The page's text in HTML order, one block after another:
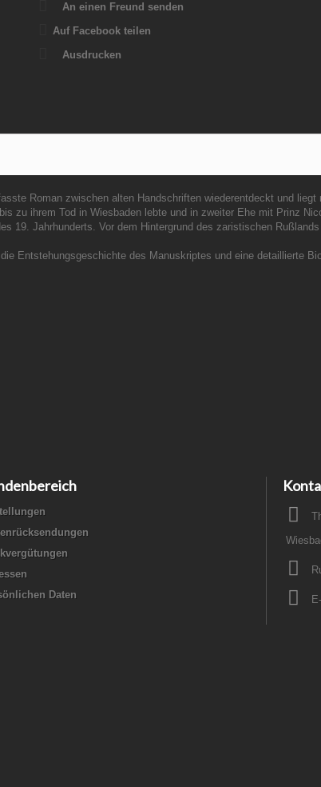
An einen Freund senden
Auf Facebook teilen
Ausdrucken
Roman zwischen alten Handschriften wiederentdeckt und
zu ihrem Tod in Wiesbaden lebte und in zweiter Ehe mit Prinz
19. Jahrhunderts. Vor dem Hintergrund des zaristischen
Entstehungsgeschichte des Manuskriptes und eine detaillierte
Daten